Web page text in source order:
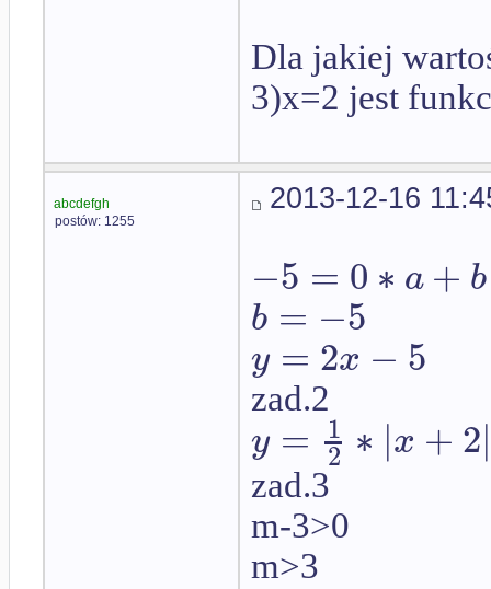
Dla jakiej
3)x=2 jest
abcdefgh
postów: 1255
2013-12-16
−5 = 0∗ a+ b
b = −5
y = 2x − 5
zad.2
y = 1
2 ∗ |x +2|
zad.3
m-3>0
m>3